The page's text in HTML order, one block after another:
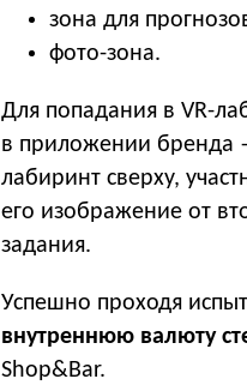
зона для
фото-зона.
Для попадания в VR-
в приложении бренда
лабиринт сверху,
его изображение от
задания.
Успешно проходя
внутреннюю валюту
Shop&Bar.